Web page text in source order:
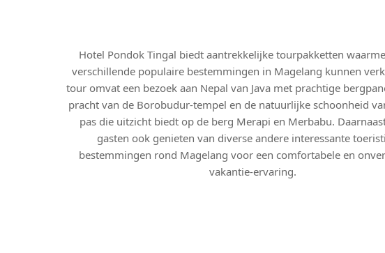
Hotel Pondok Tingal biedt aantrekkelijke tourpakketten
verschillende populaire bestemmingen in Magelang kunnen
tour omvat een bezoek aan Nepal van Java met prachtige
pracht van de Borobudur-tempel en de natuurlijke schoonheid
pas die uitzicht biedt op de berg Merapi en Merbabu.
gasten ook genieten van diverse andere interessante
bestemmingen rond Magelang voor een comfortabele en
vakantie-ervaring.